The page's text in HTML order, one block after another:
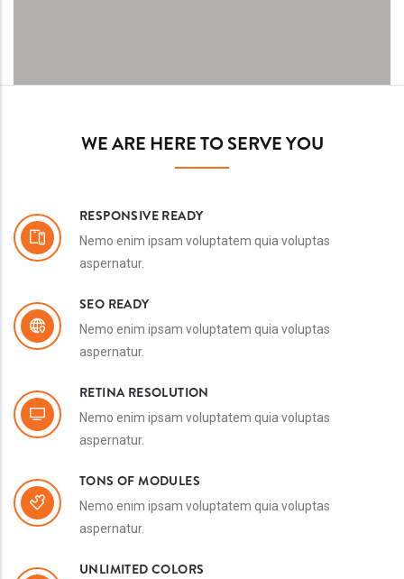
WE ARE HERE TO SERVE YOU
RESPONSIVE READY
Nemo enim ipsam voluptatem quia voluptas
aspernatur.
SEO READY
Nemo enim ipsam voluptatem quia voluptas
aspernatur.
RETINA RESOLUTION
Nemo enim ipsam voluptatem quia voluptas
aspernatur.
TONS OF MODULES
Nemo enim ipsam voluptatem quia voluptas
aspernatur.
UNLIMITED COLORS